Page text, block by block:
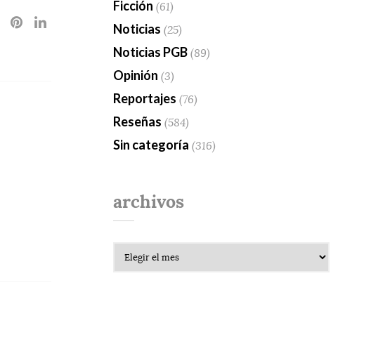
Ficción (61)
Noticias (25)
Noticias PGB (89)
Opinión (3)
Reportajes (76)
Reseñas (584)
Sin categoría (316)
archivos